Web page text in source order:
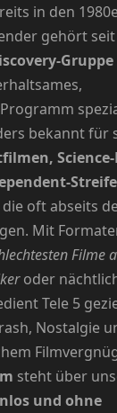
in den
gehört
Gruppe
bekannt für
die oft abseits
Mit
Filme
oder
Tele 5
Nostalgie
steht über
und ohne